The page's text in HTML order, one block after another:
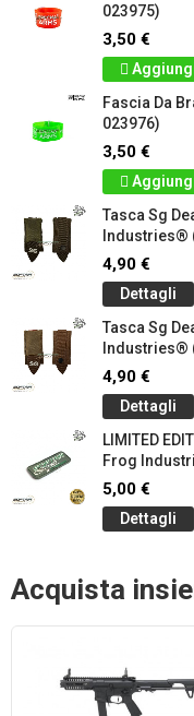
023975)
3,50 €
Fascia Da
023976)
3,50 €
Tasca Sg
Industries®
4,90 €
Dettagli
Tasca Sg
Industries®
4,90 €
Dettagli
LIMITED
Frog
5,00 €
Dettagli
Acquista